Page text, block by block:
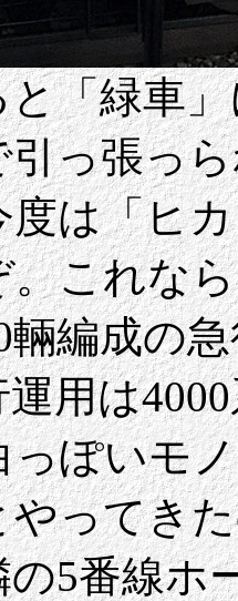
「緑車
っ張っ
は「ヒ
。これな
輛編成の
用は
っぽいモ
ってき
5番線ホ